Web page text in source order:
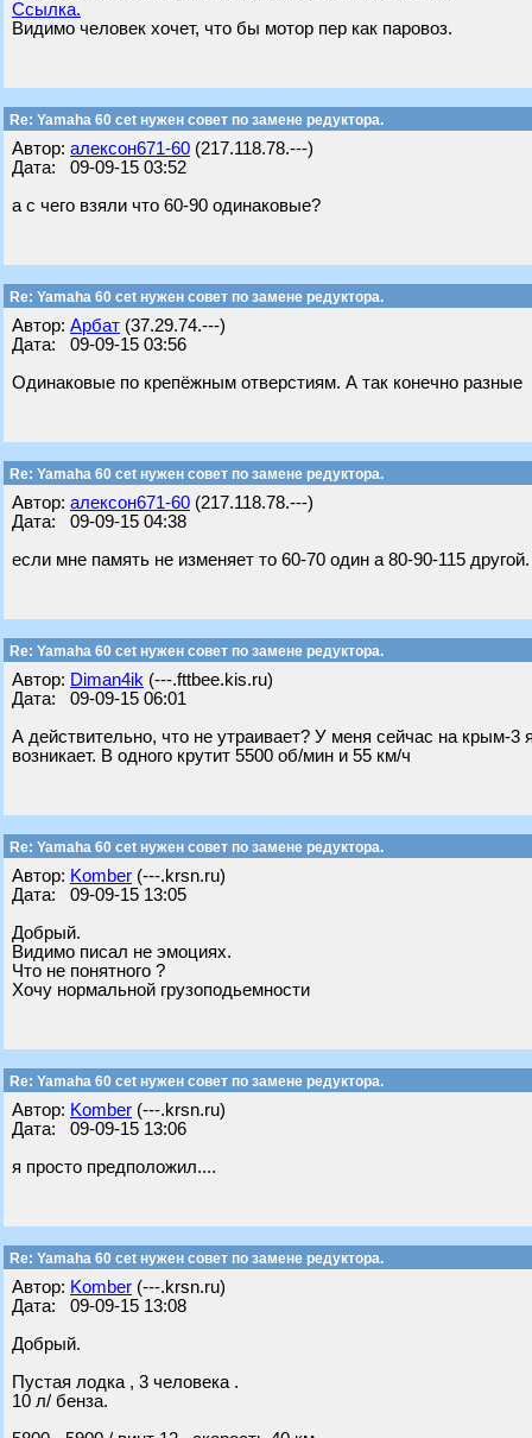
Ссылка.
Видимо человек хочет, что бы мотор пер как паровоз.
Re: Yamaha 60 cet нужен совет по замене редуктора.
Автор: алексон671-60 (217.118.78.---)
Дата: 09-09-15 03:52
а с чего взяли что 60-90 одинаковые?
Re: Yamaha 60 cet нужен совет по замене редуктора.
Автор: Арбат (37.29.74.---)
Дата: 09-09-15 03:56
Одинаковые по крепёжным отверстиям. А так конечно разные
Re: Yamaha 60 cet нужен совет по замене редуктора.
Автор: алексон671-60 (217.118.78.---)
Дата: 09-09-15 04:38
если мне память не изменяет то 60-70 один а 80-90-115 другой.
Re: Yamaha 60 cet нужен совет по замене редуктора.
Автор: Diman4ik (---.fttbee.kis.ru)
Дата: 09-09-15 06:01
А действительно, что не утраивает? У меня сейчас на крым-
возникает. В одного крутит 5500 об/мин и 55 км/ч
Re: Yamaha 60 cet нужен совет по замене редуктора.
Автор: Komber (---.krsn.ru)
Дата: 09-09-15 13:05
Добрый.
Видимо писал не эмоциях.
Что не понятного ?
Хочу нормальной грузоподьемности
Re: Yamaha 60 cet нужен совет по замене редуктора.
Автор: Komber (---.krsn.ru)
Дата: 09-09-15 13:06
я просто предположил....
Re: Yamaha 60 cet нужен совет по замене редуктора.
Автор: Komber (---.krsn.ru)
Дата: 09-09-15 13:08
Добрый.
Пустая лодка , 3 человека .
10 л/ бенза.